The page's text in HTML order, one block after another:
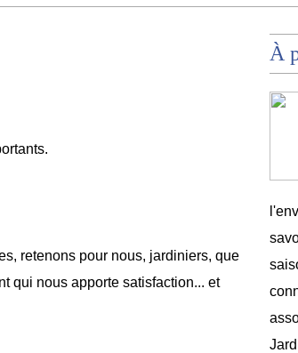
retenons pour nous, jardiniers, que
qui nous apporte satisfaction... et
À